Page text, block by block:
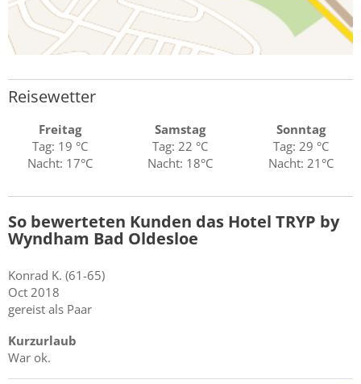
Reisewetter
Freitag
Tag: 19 °C
Nacht: 17°C
Samstag
Tag: 22 °C
Nacht: 18°C
Sonntag
Tag: 29 °C
Nacht: 21°C
So bewerteten Kunden das Hotel TRYP by
Wyndham Bad Oldesloe
Konrad K. (61-65)
Oct 2018
gereist als Paar
Kurzurlaub
War ok.